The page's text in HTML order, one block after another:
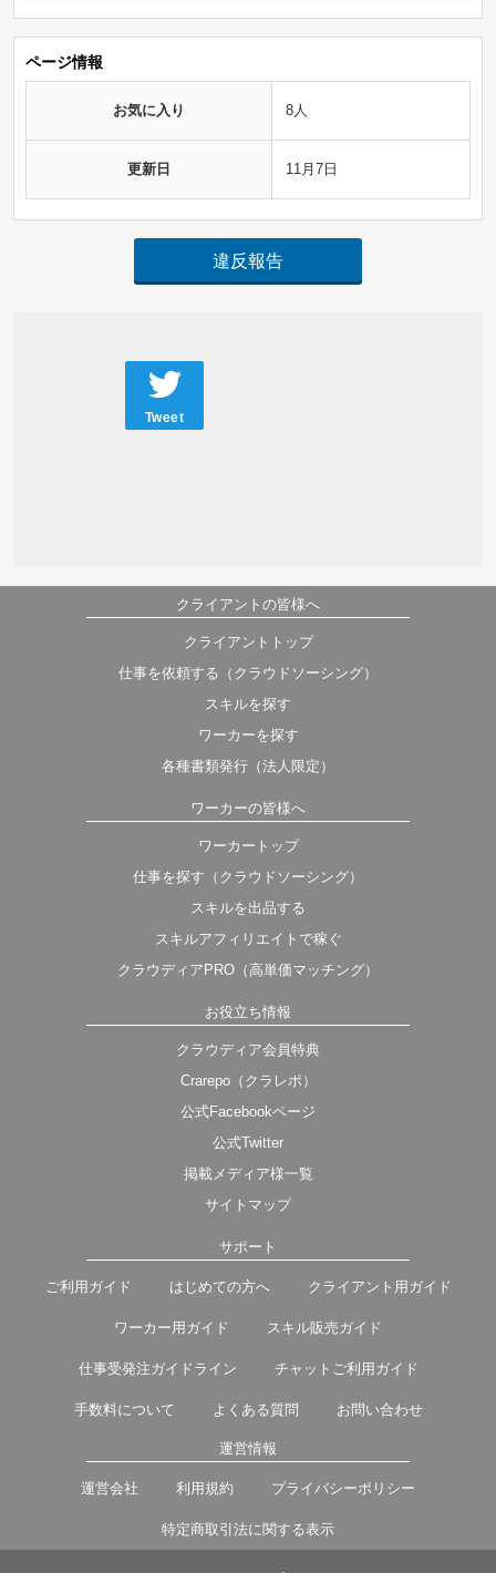
ページ情報
お気に入り 8人
更新日 11月7日
違反報告
Tweet
クライアントの皆様へ
クライアントトップ
仕事を依頼する（クラウドソーシング）
スキルを探す
ワーカーを探す
各種書類発行（法人限定）
ワーカーの皆様へ
ワーカートップ
仕事を探す（クラウドソーシング）
スキルを出品する
スキルアフィリエイトで稼ぐ
クラウディアPRO（高単価マッチング）
お役立ち情報
クラウディア会員特典
Crarepo（クラレポ）
公式Facebookページ
公式Twitter
掲載メディア様一覧
サイトマップ
サポート
ご利用ガイド はじめての方へ クライアント用ガイド
ワーカー用ガイド スキル販売ガイド
仕事受発注ガイドライン チャットご利用ガイド
手数料について よくある質問 お問い合わせ
運営情報
運営会社 利用規約 プライバシーポリシー
特定商取引法に関する表示